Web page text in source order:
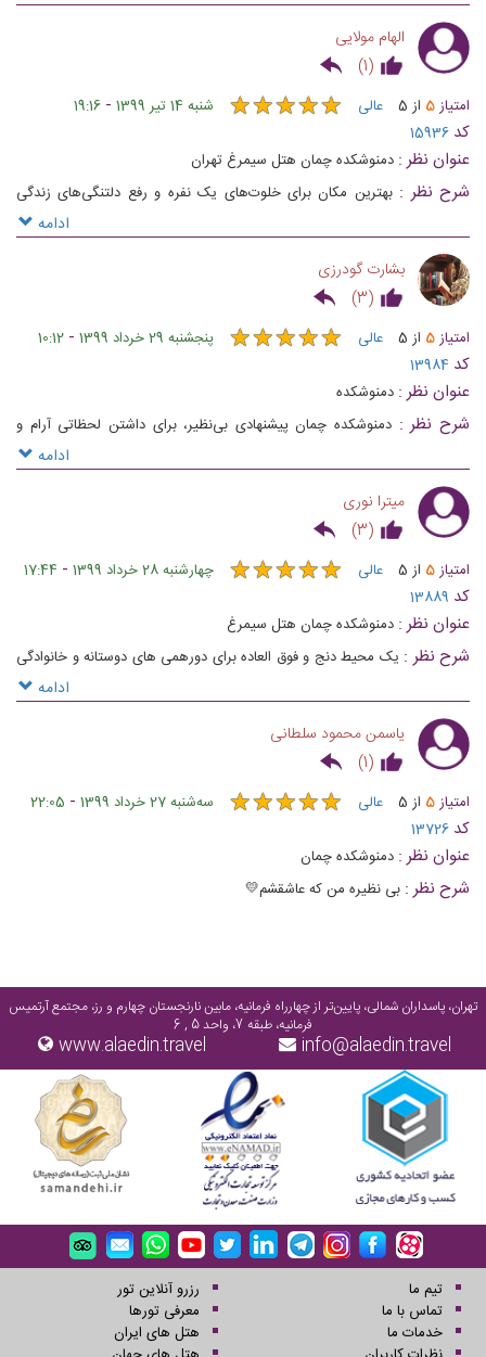
الهام مولایی
(
1
)
امتیاز5 از 5 عالی ★★★★★
★★★★★ شنبه 14 تیر 1399 -
19:16
کد 15936
عنوان نظر : دمنوشکده چمان هتل سیمرغ تهران
شرح نظر : بهترین مکان برای خلوت‌های یک نفره و رفع دلتنگی‌های زندگی
ادامه
بشارت گودرزی
(
3
)
امتیاز5 از 5 عالی ★★★★★
★★★★★ پنجشنبه 29 خرداد 1399 -
10:12
کد 13984
عنوان نظر : دمنوشکده
شرح نظر : دمنوشکده چمان پیشنهادی بی‌نظیر، برای داشتن لحظاتی آرام و
بی‌دغدغه، در کنار عزیزانتان است تا از طعم‌های بی‌نظیر نوشیدنی‌ها و
چمان دعوت می‌کنیم.‌
ادامه
میترا نوری
(
3
)
امتیاز5 از 5 عالی ★★★★★
★★★★★ چهارشنبه 28 خرداد 1399 -
17:44
کد 13889
عنوان نظر : دمنوشکده چمان هتل سیمرغ
شرح نظر : یک محیط دنج و فوق العاده برای دورهمی های دوستانه و خانوادگی
ادامه
یاسمن محمود سلطانی
(
1
)
امتیاز5 از 5 عالی ★★★★★
★★★★★ ﺳﻪشنبه 27 خرداد 1399 -
22:05
کد 13726
عنوان نظر : دمنوشکده چمان
شرح نظر : بی نظیره من که عاشقشم💛
تهران، پاسداران شمالی، پایین‌تر از چهارراه فرمانیه، مابین نارنجستان چهارم و رز، مجتمع آرتمیس
فرمانیه، طبقه 7، واحد 5 , 6
info@alaedin.travel
www.alaedin.travel
تیم ما
تماس با ما
خدمات ما
رزرو آنلاین تور
معرفی تورها
هتل های ایران